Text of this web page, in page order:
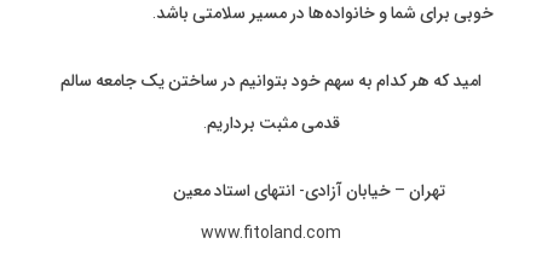
خوبی برای شما و خانواده‌ها در مسیر سلامتی باشد.
امید که هر کدام به سهم خود بتوانیم در ساختن یک جامعه سالم
قدمی مثبت برداریم.
تهران – خیابان آزادی- انتهای استاد معین
www.fitoland.com